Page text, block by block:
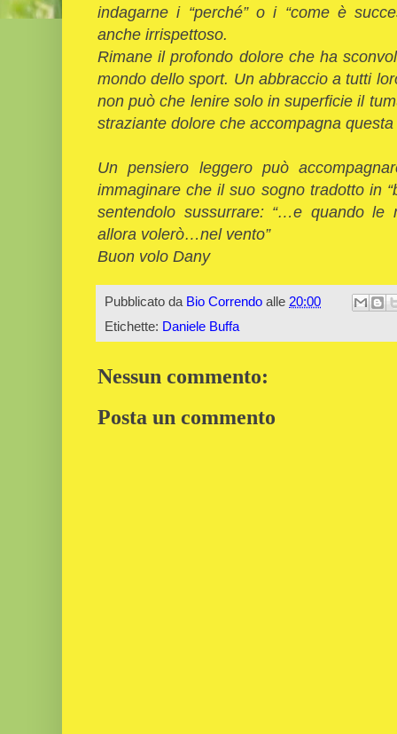
indagarne i “perché” o i “come è
anche irrispettoso.
Rimane il profondo dolore che ha
mondo dello sport. Un abbraccio a tutti
non può che lenire solo in superficie il
straziante dolore che accompagna
Un pensiero leggero può
immaginare che il suo sogno tradotto in
sentendolo sussurrare: “…e quando le
allora volerò…nel vento”
Buon volo Dany
Pubblicato da Bio Correndo alle 20:00
Etichette: Daniele Buffa
Nessun commento:
Posta un commento